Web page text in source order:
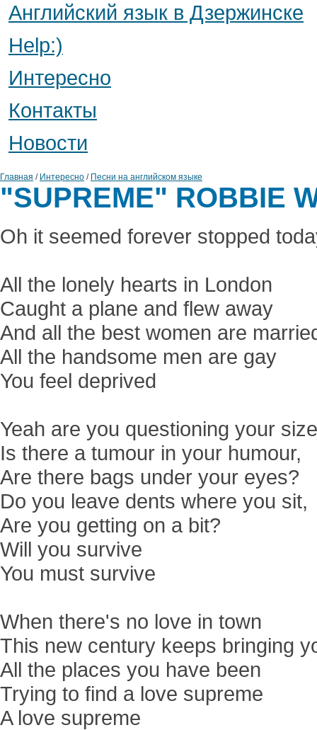
Английский язык в Дзержинске
Help:)
Интересно
Контакты
Новоcти
Главная / Интересно / Песни на английском языке
"SUPREME" ROBBIE
Oh it seemed forever stopped
All the lonely hearts in London
Caught a plane and flew away
And all the best women are
All the handsome men are gay
You feel deprived
Yeah are you questioning your
Is there a tumour in your humour,
Are there bags under your eyes?
Do you leave dents where you sit,
Are you getting on a bit?
Will you survive
You must survive
When there's no love in town
This new century keeps bringing
All the places you have been
Trying to find a love supreme
A love supreme